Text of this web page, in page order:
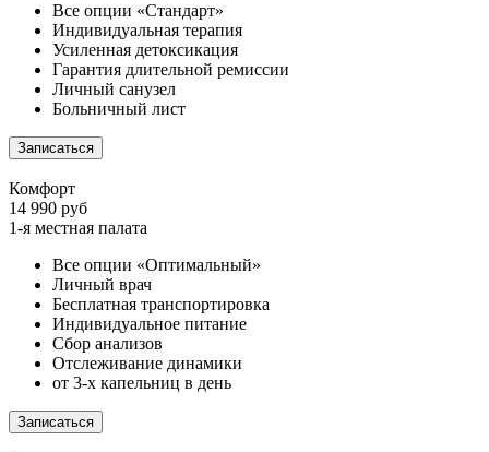
Все опции «Стандарт»
Индивидуальная терапия
Усиленная детоксикация
Гарантия длительной ремиссии
Личный санузел
Больничный лист
Записаться
Комфорт
14 990 руб
1-я местная палата
Все опции «Оптимальный»
Личный врач
Бесплатная транспортировка
Индивидуальное питание
Сбор анализов
Отслеживание динамики
от 3-х капельниц в день
Записаться